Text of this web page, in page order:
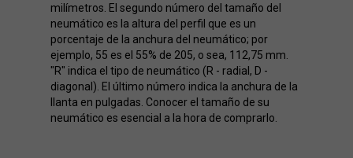
milímetros. El segundo número del tamaño del
neumático es la altura del perfil que es un
porcentaje de la anchura del neumático; por
ejemplo, 55 es el 55% de 205, o sea, 112,75 mm.
"R" indica el tipo de neumático (R - radial, D -
diagonal). El último número indica la anchura de la
llanta en pulgadas. Conocer el tamaño de su
neumático es esencial a la hora de comprarlo.